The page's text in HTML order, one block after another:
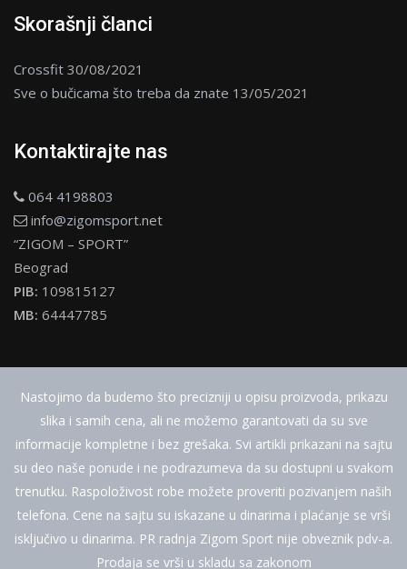
Skorašnji članci
Crossfit 30/08/2021
Sve o bučicama što treba da znate 13/05/2021
Kontaktirajte nas
064 4198803
info@zigomsport.net
“ZIGOM – SPORT”
Beograd
PIB: 109815127
MB: 64447785
Nastojimo da budemo što precizniji u opisu proizvoda, prikazu
slika i samih cena, ali ne možemo garantovati da su sve
informacije kompletne i bez grešaka. Svi artikli prikazani na sajtu
su deo naše ponude i ne podrazumeva da su dostupni u svakom
trenutku. Raspoloživost robe možete proveriti pozivanjem naših
telefona. Cene na sajtu su iskazane u dinarima i plaćanje se vrši
isključivo u dinarima. PR radnja Zigom Sport nije obveznik pdv-a.
Prodaja se vrši u skladu sa zakonom